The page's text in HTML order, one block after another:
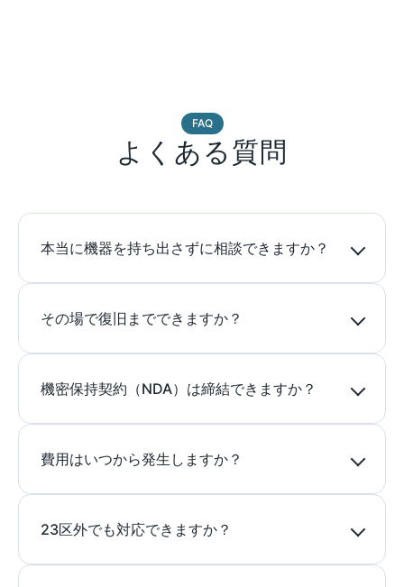
FAQ
よくある質問
本当に機器を持ち出さずに相談できますか？
その場で復旧までできますか？
機密保持契約（NDA）は締結できますか？
費用はいつから発生しますか？
23区外でも対応できますか？